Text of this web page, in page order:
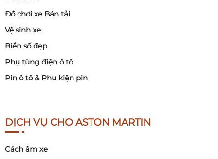
Đồ chơi xe Bán tải
Vệ sinh xe
Biển số đẹp
Phụ tùng điện ô tô
Pin ô tô & Phụ kiện pin
DỊCH VỤ CHO ASTON MARTIN
Cách âm xe